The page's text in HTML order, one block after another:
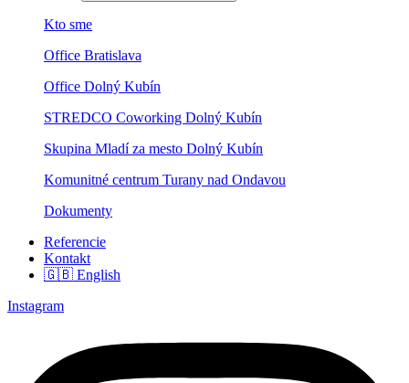
Kto sme
Office Bratislava
Office Dolný Kubín
STREDCO Coworking Dolný Kubín
Skupina Mladí za mesto Dolný Kubín
Komunitné centrum Turany nad Ondavou
Dokumenty
Referencie
Kontakt
🇬🇧 English
Instagram